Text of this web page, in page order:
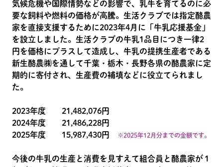
気候危機や国際情勢などの影響で、乳牛を育てるのに必
要な飼料や燃料の価格が高騰。生活クラブでは指定酪農
家を直接支援するために2023年4月に「牛乳応援基金」
を設立しました。生活クラブの牛乳1品目につき一律2
円を価格にプラスして造成し、牛乳の提携生産者である
新生酪農㈱を通して千葉・栃木・長野各県の酪農家に定
期的に寄付され、生産費の補填などに役立てられまし
た。
2023年度 21,482,076円
2024年度 21,486,228円
2025年度 15,987,430円
※2025年12月分までの金額です。
今後の牛乳の生産と消費を見すえて組合員と酪農家が１